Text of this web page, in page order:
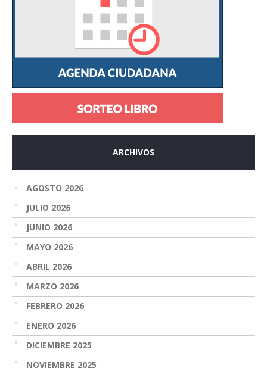
ARCHIVOS
AGOSTO 2026
JULIO 2026
JUNIO 2026
MAYO 2026
ABRIL 2026
MARZO 2026
FEBRERO 2026
ENERO 2026
DICIEMBRE 2025
NOVIEMBRE 2025